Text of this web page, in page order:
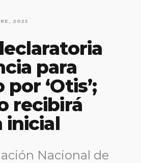
2023
para
‘Otis’;
recibirá
inicial
Nacional de